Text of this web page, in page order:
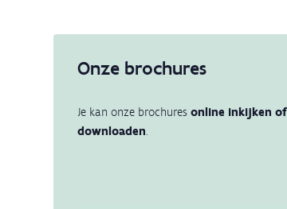
Onze brochures
Je kan onze brochures online inkijken of
downloaden.